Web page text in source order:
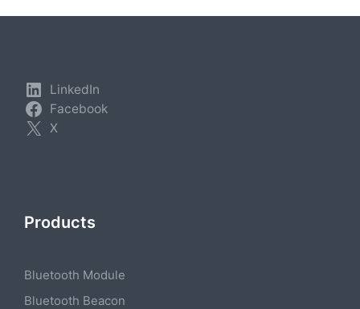
LinkedIn
Facebook
X
Products
Bluetooth Module
Bluetooth Beacon